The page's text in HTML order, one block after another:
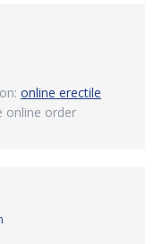
online erectile
online order